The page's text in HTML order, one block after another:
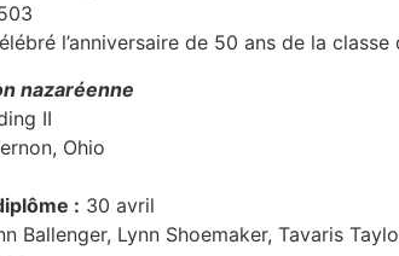
l’anniversaire de 50 ans de la
nazaréenne
II
Ohio
: 30 avril
Ballenger, Lynn Shoemaker, Tavaris